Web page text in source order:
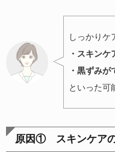
しっかりケ
・スキン
・黒ずみ
といった可
原因① スキンケア